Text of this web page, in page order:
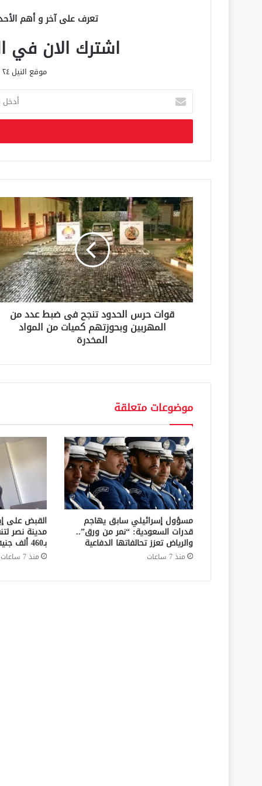
تعرف على آخر و أهم
اشترك الان في
موقع النيل ٢٤ الحصري علي مدار الساعة
خ
ب
د
ك
ا
إ
ل
ك
ت
ر
و
ن
قوات حرس الحدود تنجح فى ضبط عدد من
المهربين وبحوزتهم كميات من المواد
المخدرة
موضوعات متعلقة
مسؤول إسرائيلي سابق يهاجم
قدرات السعودية: “نمر من ورق”..
والرياض تعزز تحالفاتها الدفاعية
منذ 7 ساعات
القبض على
مدينة نصر
بـ460 ألف جنيه في قضايا نفقة
منذ 7 ساعات